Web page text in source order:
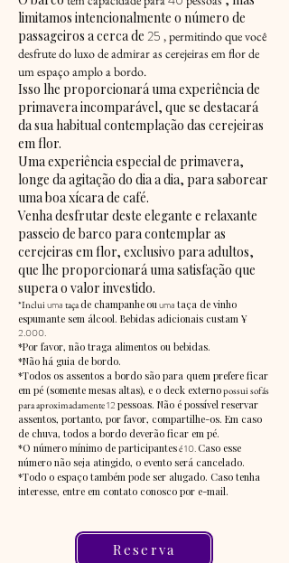
limitamos intencionalmente o número de
passageiros a cerca de 25 , permitindo que você
desfrute do luxo de admirar as cerejeiras em flor de
um espaço amplo a bordo.
Isso lhe proporcionará uma experiência de
primavera incomparável, que se destacará
da sua habitual contemplação das cerejeiras
em flor.
Uma experiência especial de primavera,
longe da agitação do dia a dia, para saborear
uma boa xícara de café.
Venha desfrutar deste elegante e relaxante
passeio de barco para contemplar as
cerejeiras em flor, exclusivo para adultos,
que lhe proporcionará uma satisfação que
supera o valor investido.
*Incluiuma taçade champanhe ouuma taça de vinho
espumante sem álcool. Bebidas adicionais custam ¥
2.000.
*Por favor, não traga alimentos ou bebidas.
*Não há guia de bordo.
*Todos os assentos a bordo são para quem prefere ficar
em pé (somente mesas altas), e o deck externopossui sofás
para aproximadamente12 pessoas. Não é possível reservar
assentos, portanto, por favor, compartilhe-os. Em caso
de chuva, todos a bordo deverão ficar em pé.
*O número mínimo de participantesé10. Caso esse
número não seja atingido, o evento será cancelado.
*Todo o espaço também pode ser alugado. Caso tenha
interesse, entre em contato conosco por e-mail.
Reserva